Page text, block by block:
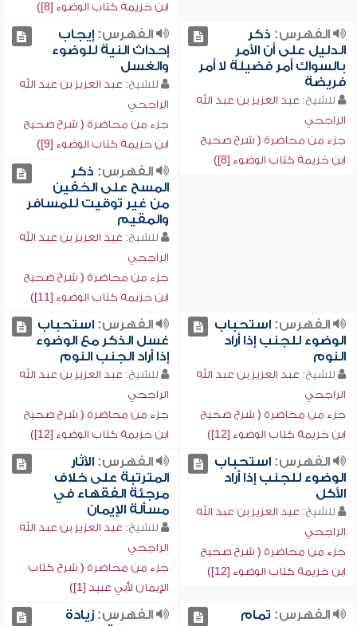
ابن خزيمة كتاب الوضوء [8])
الفهرس: ذكر
الدليل على أن الأمر
بالسواك أمر فضيلة لا أمر
فريضة
للشيخ: عبد العزيز بن عبد الله
الراجحي
جزء من محاضرة ( شرح صحيح
ابن خزيمة كتاب الوضوء [8])
الفهرس:إيجاب
إحداث النية للوضوء
والغسل
للشيخ: عبد العزيز بن عبد الله
الراجحي
جزء من محاضرة ( شرح صحيح
ابن خزيمة كتاب الوضوء [9])
الفهرس: ذكر
المسح على الخفين
من غير توقيت للمسافر
والمقيم
للشيخ: عبد العزيز بن عبد الله
الراجحي
جزء من محاضرة ( شرح صحيح
ابن خزيمة كتاب الوضوء [11])
الفهرس:استحباب
الوضوء للجنب إذا أراد
النوم
للشيخ: عبد العزيز بن عبد الله
الراجحي
جزء من محاضرة ( شرح صحيح
ابن خزيمة كتاب الوضوء [12])
الفهرس:استحباب
غسل الذكر مع الوضوء
إذا أراد الجنب النوم
للشيخ: عبد العزيز بن عبد الله
الراجحي
جزء من محاضرة ( شرح صحيح
ابن خزيمة كتاب الوضوء [12])
الفهرس:استحباب
الوضوء للجنب إذا أراد
الأكل
للشيخ: عبد العزيز بن عبد الله
الراجحي
جزء من محاضرة ( شرح صحيح
ابن خزيمة كتاب الوضوء [12])
الفهرس:الآثار
المترتبة على خلاف
مرجئة الفقهاء في
مسألة الإيمان
للشيخ: عبد العزيز بن عبد الله
الراجحي
جزء من محاضرة ( شرح كتاب
الإيمان لأبي عبيد [1])
الفهرس: تمام
الفهرس:زيادة